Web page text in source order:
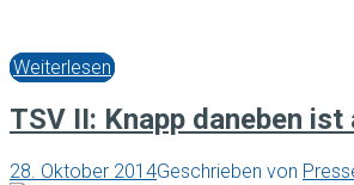
Weiterlesen
TSV II: Knapp daneben ist
28. Oktober 2014Geschrieben von